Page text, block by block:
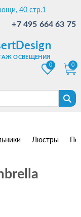
40 стр.1
+7 495 664 63 75
ОСВЕЩЕНИЯ
0
0
Люстры